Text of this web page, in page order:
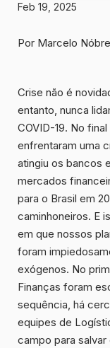
Feb 19, 2025
Por Marcelo
Crise não é
entanto, nunca
COVID-19. No
enfrentaram uma
atingiu os bancos
mercados
para o Brasil em
caminhoneiros. E
em que nossos
foram
exógenos. No
Finanças foram
sequência, há
equipes de
campo para